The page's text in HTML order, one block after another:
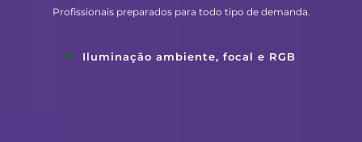
Profissionais preparados para todo tipo de demanda.
Iluminação ambiente, focal e RGB